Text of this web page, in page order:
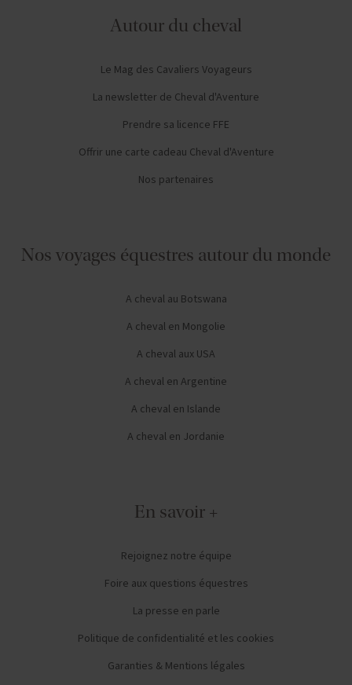
Autour du cheval
Le Mag des Cavaliers Voyageurs
La newsletter de Cheval d'Aventure
Prendre sa licence FFE
Offrir une carte cadeau Cheval d'Aventure
Nos partenaires
Nos voyages équestres autour du monde
A cheval au Botswana
A cheval en Mongolie
A cheval aux USA
A cheval en Argentine
A cheval en Islande
A cheval en Jordanie
En savoir +
Rejoignez notre équipe
Foire aux questions équestres
La presse en parle
Politique de confidentialité et les cookies
Garanties & Mentions légales